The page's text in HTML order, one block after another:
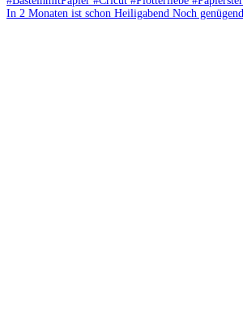
In 2 Monaten ist schon Heiligabend Noch genügend